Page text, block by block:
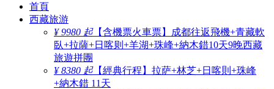
首頁
西藏旅游
¥ 9980 起【含機票火車票】成都往返飛機+青藏軟
臥+拉薩+日喀则+羊湖+珠峰+納木錯10天9晚西藏
旅遊拼團
¥ 8380 起【經典行程】拉萨+林芝+日喀則+珠峰
+納木錯 11天